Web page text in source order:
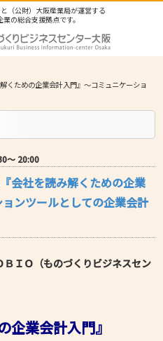
（公財）大阪産業局が運営する
の総合支援拠点です。
くための企業会計入門』～コミュニケーショ
〜 20:00
会社を読み解くための企業
ンツールとしての企業会計
Ｏ（ものづくりビジネスセン
企業会計入門』